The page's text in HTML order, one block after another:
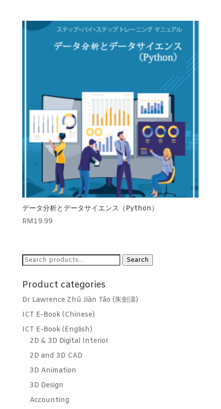
データ分析とデータサイエンス（Python）
RM19.99
Search
Search
Product categories
Dr Lawrence Zhū Jiàn Tāo (朱劍濤)
ICT E-Book (Chinese)
ICT E-Book (English)
2D & 3D Digital Interior
2D and 3D CAD
3D Animation
3D Design
Accounting